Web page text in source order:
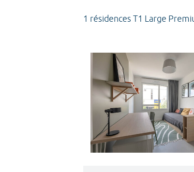
1 résidences T1 Large